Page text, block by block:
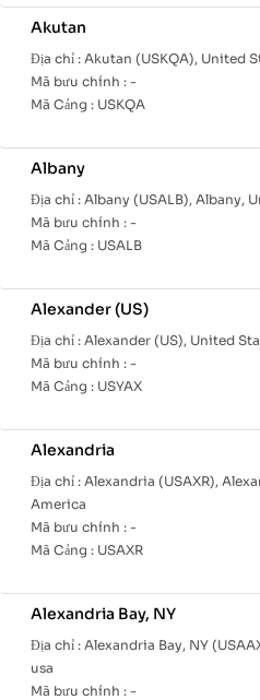
Akutan
Địa chỉ : Akutan (USKQA), United
Mã bưu chính : -
Mã Cảng : USKQA
Albany
Địa chỉ : Albany (USALB), Albany,
Mã bưu chính : -
Mã Cảng : USALB
Alexander (US)
Địa chỉ : Alexander (US), United
Mã bưu chính : -
Mã Cảng : USYAX
Alexandria
Địa chỉ : Alexandria (USAXR),
America
Mã bưu chính : -
Mã Cảng : USAXR
Alexandria Bay, NY
Địa chỉ : Alexandria Bay, NY
usa
Mã bưu chính : -